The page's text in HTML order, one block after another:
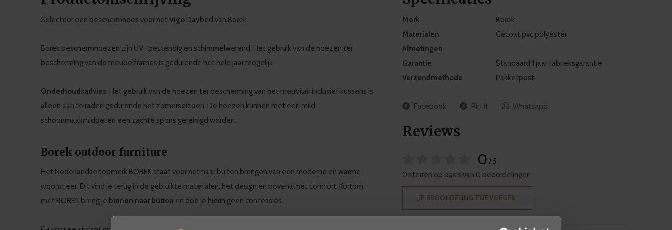
Selecteer een beschermhoes voor het Vigo Daybed van Borek.
Borek beschermhoezen zijn UV- bestendig en schimmelwerend. Het gebruik van de hoezen ter
bescherming van de meubelframes is gedurende het hele jaar mogelijk.
Onderhoudsadvies: Het gebruik van de hoezen ter bescherming van het meubilair inclusief kussens is
alleen aan te raden gedurende het zomerseizoen. De hoezen kunnen met een mild
schoonmaakmiddel en een zachte spons gereinigd worden.
Borek outdoor furniture
Het Nederlandse topmerk BOREK staat voor het naar buiten brengen van een moderne en warme
woonsfeer. Dit vind je terug in de gebruikte materialen, het design en bovenal het comfort. Kortom;
met BOREK breng je binnen naar buiten en doe je hierin geen concessies.
Merk
Borek
Materialen
Gecoat pvc polyester
Afmetingen
Garantie
Standaard 1 jaar fabrieksgarantie
Verzendmethode
Pakketpost
Facebook Pin it Whatsapp
Reviews
0 / 5
0 sterren op basis van 0 beoordelingen
JE BEOORDELING TOEVOEGEN